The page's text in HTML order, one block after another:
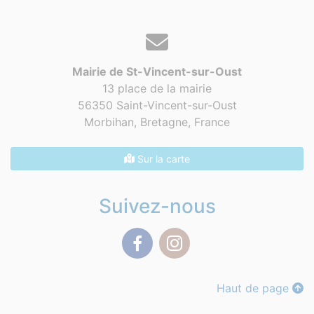
Mairie de St-Vincent-sur-Oust
13 place de la mairie
56350 Saint-Vincent-sur-Oust
Morbihan, Bretagne, France
Sur la carte
Suivez-nous
Haut de page